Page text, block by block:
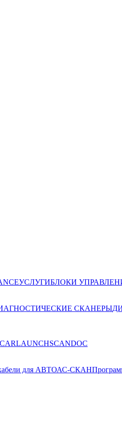
УСЛУГИБЛОКИ
СКАНЕРЫ
LAUNCHSCANDOC
для АВТОАС-СКАН